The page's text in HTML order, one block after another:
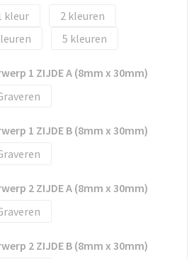
2
5
1 ZIJDE A (8mm x 30mm)
1 ZIJDE B (8mm x 30mm)
2 ZIJDE A (8mm x 30mm)
2 ZIJDE B (8mm x 30mm)